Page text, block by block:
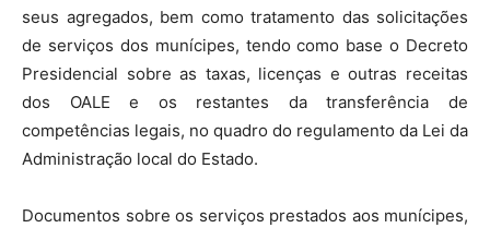
seus agregados, bem como tratamento das solicitações
de serviços dos munícipes, tendo como base o Decreto
Presidencial sobre as taxas, licenças e outras receitas
dos OALE e os restantes da transferência de
competências legais, no quadro do regulamento da Lei da
Administração local do Estado.
Documentos sobre os serviços prestados aos munícipes,